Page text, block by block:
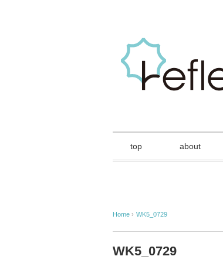
top about
Home › WK5_0729
WK5_0729